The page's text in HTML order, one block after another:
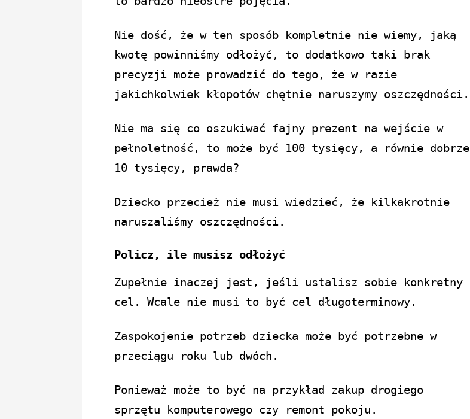
Nie dość, że w ten sposób kompletnie nie wiemy, jaką
kwotę powinniśmy odłożyć, to dodatkowo taki brak
precyzji może prowadzić do tego, że w razie
jakichkolwiek kłopotów chętnie naruszymy oszczędności.
Nie ma się co oszukiwać fajny prezent na wejście w
pełnoletność, to może być 100 tysięcy, a równie dobrze
10 tysięcy, prawda?
Dziecko przecież nie musi wiedzieć, że kilkakrotnie
naruszaliśmy oszczędności.
Policz, ile musisz odłożyć
Zupełnie inaczej jest, jeśli ustalisz sobie konkretny
cel. Wcale nie musi to być cel długoterminowy.
Zaspokojenie potrzeb dziecka może być potrzebne w
przeciągu roku lub dwóch.
Ponieważ może to być na przykład zakup drogiego
sprzętu komputerowego czy remont pokoju.